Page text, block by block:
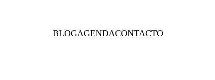
BLOGAGENDACONTACTO